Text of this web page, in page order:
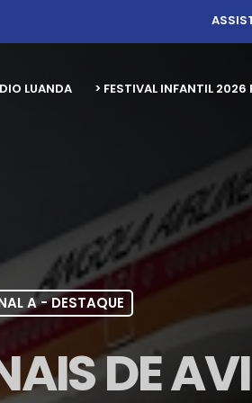
LUANDA > FESTIVAL INFANTIL
A - DESTAQUE
DE